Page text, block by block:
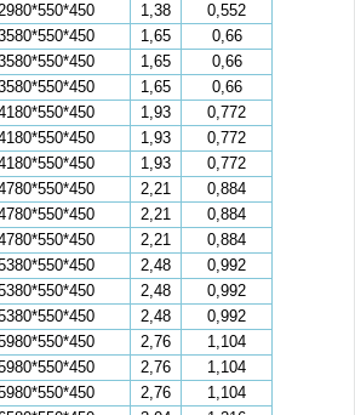
1,38
0,552
1,65
0,66
1,65
0,66
1,65
0,66
1,93
0,772
1,93
0,772
1,93
0,772
2,21
0,884
2,21
0,884
2,21
0,884
2,48
0,992
2,48
0,992
2,48
0,992
2,76
1,104
2,76
1,104
2,76
1,104